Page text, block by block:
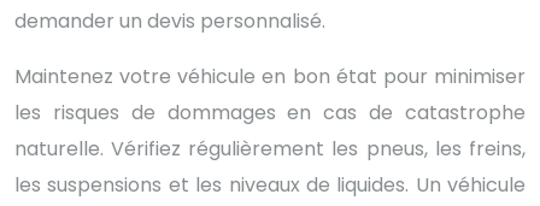
demander un devis personnalisé.
Maintenez votre véhicule en bon état pour minimiser
les risques de dommages en cas de catastrophe
naturelle. Vérifiez régulièrement les pneus, les freins,
les suspensions et les niveaux de liquides. Un véhicule